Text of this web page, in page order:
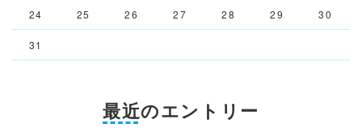
24 25 26 27 28 29 30
31
最近のエントリー